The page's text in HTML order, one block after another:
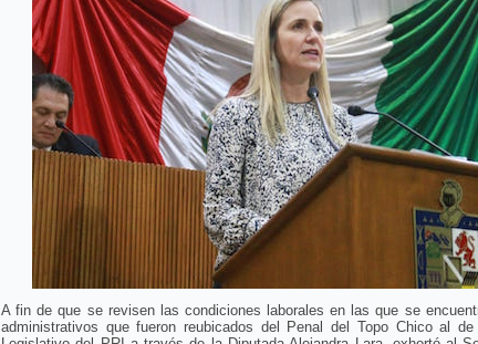
A fin de que se revisen las condiciones laborales en las que se
administrativos que fueron reubicados del Penal del Topo Chico al